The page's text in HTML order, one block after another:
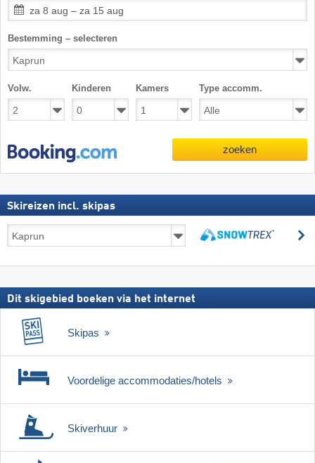
za 8 aug – za 15 aug
Bestemming – selecteren
Volw. Kinderen Kamers Type accomm.
zoeken
Skireizen incl. skipas
Skireizen
incl.
Dit skigebied boeken via het internet
Skipas
Voordelige accommodaties/hotels
Skiverhuur